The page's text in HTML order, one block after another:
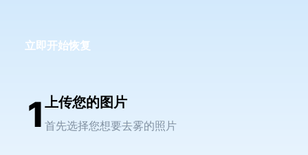
立即开始恢复
1 上传您的图片
首先选择您想要去雾的照片